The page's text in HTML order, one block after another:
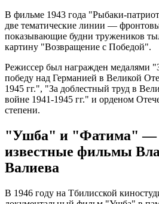
В фильме 1943 года "Рыбаки-
две тематические линии —
показывающие будни тружеников
картину "Возвращение с Победой".
Режиссер был награжден медалями
победу над Германией в Великой
1945 гг.", "За доблестный труд в
войне 1941-1945 гг." и орденом
степени.
"Ушба" и "Фатима" —
известные фильмы
Валиева
В 1946 году на Тбилисской